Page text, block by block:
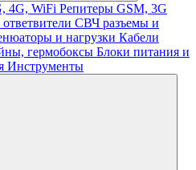
4G, WiFi Репитеры GSM, 3G
СВЧ разъемы и
и нагрузки Кабели
гермобоксы Блоки питания и
Инструменты